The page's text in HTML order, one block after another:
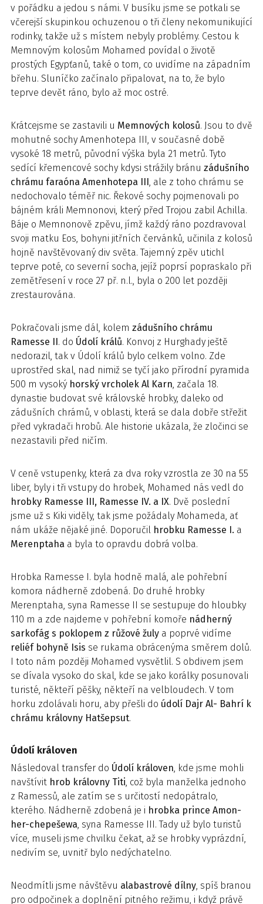
v pořádku a jedou s námi. V busíku jsme se potkali se
včerejší skupinkou ochuzenou o tři členy nekomunikující
rodinky, takže už s místem nebyly problémy. Cestou k
Memnovým kolosům Mohamed povídal o životě
prostých Egypťanů, také o tom, co uvidíme na západním
břehu. Sluníčko začínalo připalovat, na to, že bylo
teprve devět ráno, bylo až moc ostré.
Krátcejsme se zastavili u Memnových kolosů. Jsou to dvě
mohutné sochy Amenhotepa III, v současné době
vysoké 18 metrů, původní výška byla 21 metrů. Tyto
sedící křemencové sochy kdysi strážily bránu zádušního
chrámu faraóna Amenhotepa III, ale z toho chrámu se
nedochovalo téměř nic. Řekové sochy pojmenovali po
bájném králi Memnonovi, který před Trojou zabil Achilla.
Báje o Memnonově zpěvu, jímž každý ráno pozdravoval
svoji matku Eos, bohyni jitřních červánků, učinila z kolosů
hojně navštěvovaný div světa. Tajemný zpěv utichl
teprve poté, co severní socha, jejíž poprsí popraskalo při
zemětřesení v roce 27 př. n.l., byla o 200 let později
zrestaurována.
Pokračovali jsme dál, kolem zádušního chrámu
Ramesse II. do Údolí králů. Konvoj z Hurghady ještě
nedorazil, tak v Údolí králů bylo celkem volno. Zde
uprostřed skal, nad nimiž se tyčí jako přírodní pyramida
500 m vysoký horský vrcholek Al Karn, začala 18.
dynastie budovat své královské hrobky, daleko od
zádušních chrámů, v oblasti, která se dala dobře střežit
před vykradači hrobů. Ale historie ukázala, že zločinci se
nezastavili před ničím.
V ceně vstupenky, která za dva roky vzrostla ze 30 na 55
liber, byly i tři vstupy do hrobek, Mohamed nás vedl do
hrobky Ramesse III, Ramesse IV. a IX. Dvě poslední
jsme už s Kiki viděly, tak jsme požádaly Mohameda, ať
nám ukáže nějaké jiné. Doporučil hrobku Ramesse I. a
Merenptaha a byla to opravdu dobrá volba.
Hrobka Ramesse I. byla hodně malá, ale pohřební
komora nádherně zdobená. Do druhé hrobky
Merenptaha, syna Ramesse II se sestupuje do hloubky
110 m a zde najdeme v pohřební komoře nádherný
sarkofág s poklopem z růžové žuly a poprvé vidíme
reliéf bohyně Isis se rukama obrácenýma směrem dolů.
I toto nám později Mohamed vysvětlil. S obdivem jsem
se dívala vysoko do skal, kde se jako korálky posunovali
turisté, někteří pěšky, někteří na velbloudech. V tom
horku zdolávali horu, aby přešli do údolí Dajr Al- Bahrí k
chrámu královny Hatšepsut.
Údolí královen
Následoval transfer do Údolí královen, kde jsme mohli
navštívit hrob královny Titi, což byla manželka jednoho
z Ramessů, ale zatím se s určitostí nedopátralo,
kterého. Nádherně zdobená je i hrobka prince Amon-
her-chepešewa, syna Ramesse III. Tady už bylo turistů
více, museli jsme chvilku čekat, až se hrobky vyprázdní,
nedivím se, uvnitř bylo nedýchatelno.
Neodmítli jsme návštěvu alabastrové dílny, spíš branou
pro odpočinek a doplnění pitného režimu, i když právě